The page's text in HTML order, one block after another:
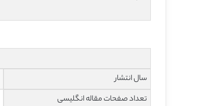
سال انتشار
تعداد صفحات مقاله انگلیسی